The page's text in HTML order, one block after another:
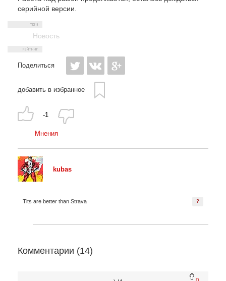
серийной версии.
Новость
Поделиться
добавить в избранное
-1
Мнения
kubas
?
Tits are better than Strava
Комментарии (14)